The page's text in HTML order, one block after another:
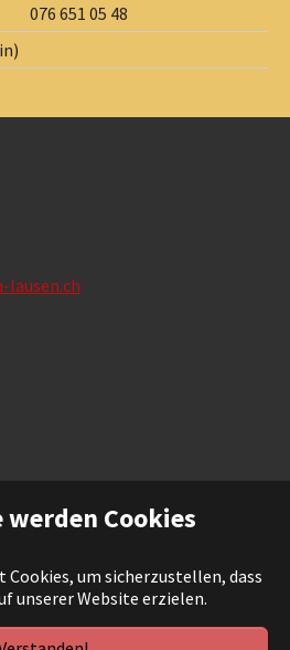
Cookies
Cookies, um sicherzustellen, dass
unserer Website erzielen.
076 651 05 48
lausen.ch